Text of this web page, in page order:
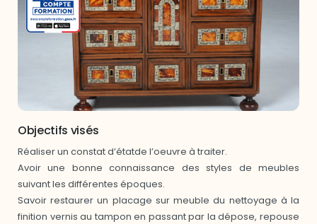
Objectifs visés
Réaliser un constat d’étatde l’oeuvre à traiter.
Avoir une bonne connaissance des styles de meubles
suivant les différentes époques.
Savoir restaurer un placage sur meuble du nettoyage à la
finition vernis au tampon en passant par la dépose, repouse